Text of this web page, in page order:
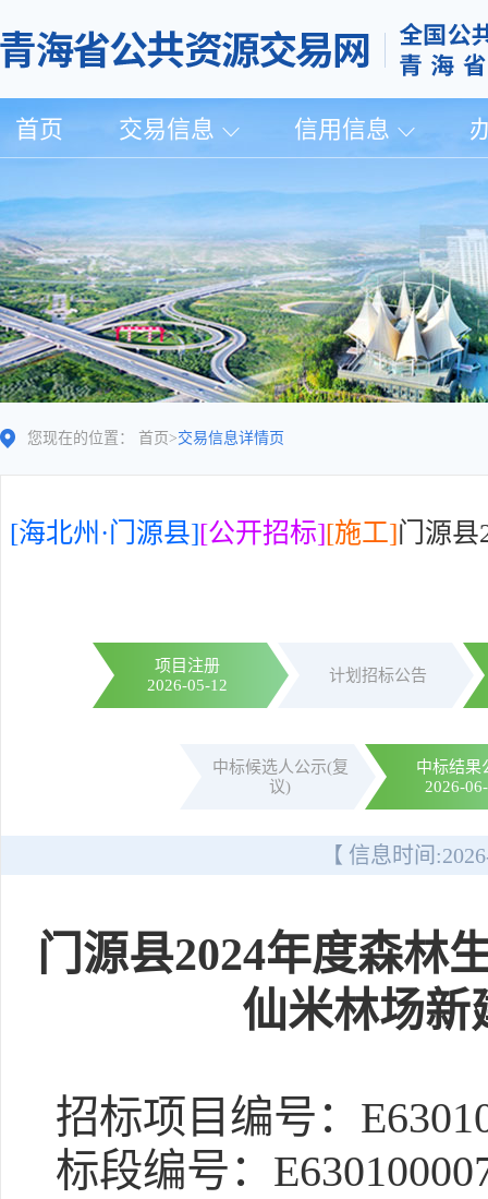
首页 交易信息 信用信息
您现在的位置： 首页 >交易信息详情页
[海北州·门源县][公开招标][施工]门源县
项目注册
2026-05-12
计划招标公告
中标候选人公示(复
议)
中标结果
2026-
【 信息时间:
门源县2024年度森林
仙米林场
招标项目编号：
标段编号：